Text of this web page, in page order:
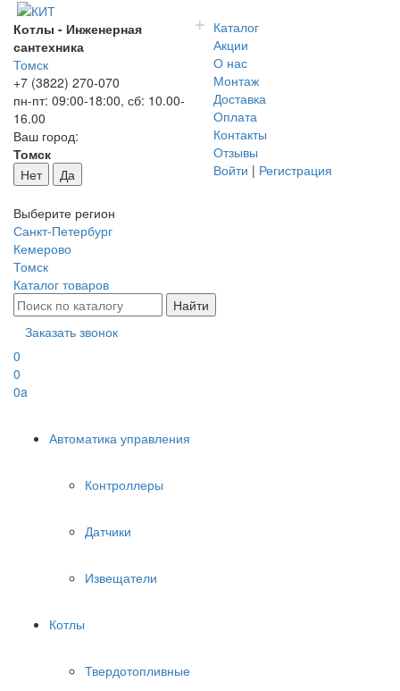
Котлы - Инженерная
сантехника
Томск
+7 (3822) 270-070
пн-пт: 09:00-18:00, сб: 10.00-
16.00
Ваш город:
Томск
Нет
Да
Выберите регион
Санкт-Петербург
Кемерово
Томск
Каталог
Акции
О нас
Монтаж
Доставка
Оплата
Контакты
Отзывы
Войти | Регистрация
Каталог товаров
Заказать звонок
0
0
0a
Автоматика управления
Контроллеры
Датчики
Извещатели
Котлы
Твердотопливные
-
+